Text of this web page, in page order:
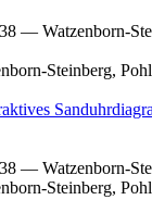
38 — Watzenborn-
Steinberg,
38 — Watzenborn-
Steinberg,